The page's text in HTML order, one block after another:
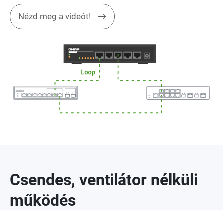
Nézd meg a videót!
Csendes, ventilátor nélküli
működés